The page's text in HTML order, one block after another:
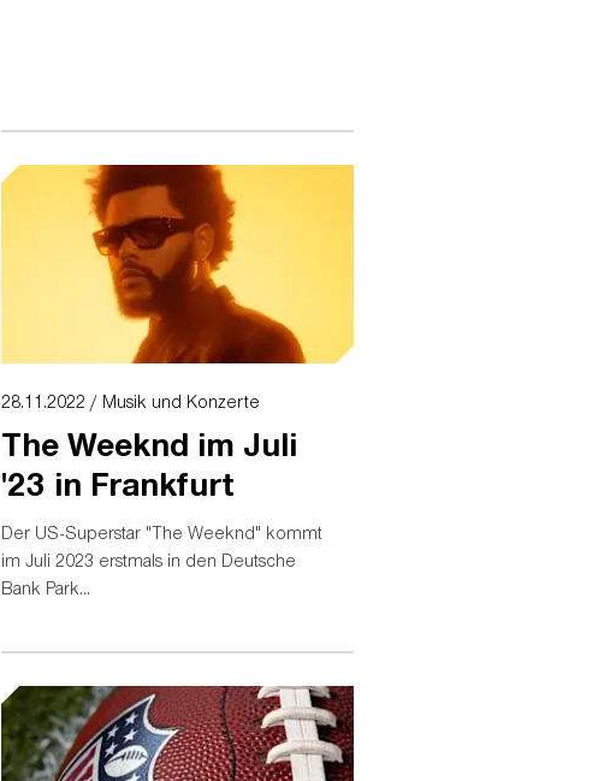
28.11.2022 / Musik und Konzerte
The Weeknd im Juli
'23 in Frankfurt
Der US-Superstar "The Weeknd" kommt
im Juli 2023 erstmals in den Deutsche
Bank Park...